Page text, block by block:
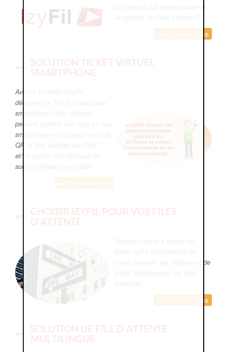
par rapport aux autres solutions
En savoir plus
SOLUTION TICKET VIRTUEL
SMARTPHONE
Avec le V-Ticket d'IzyFil,
découvrez le Ticket Virtuel pour
smartphone ! Vos visiteurs
peuvent prendre leur rang sur leur
smartphone en scannant un code
QR et être appelés par SMS
et/ou depuis une interface de
suivi sur téléphone mobile.
CHOISIR IZYFIL POUR VOS FILES
D'ATTENTE
mieux accueillir les visiteurs et de
En savoir plus
SOLUTION DE FILE D'ATTENTE
MULTILINGUE